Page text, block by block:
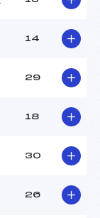
14
29
18
30
26